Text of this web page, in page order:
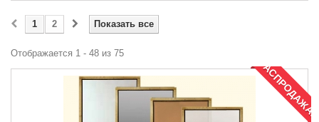
Показать все
1 2
Отображается 1 - 48 из 75
РАСПРОДАЖА!